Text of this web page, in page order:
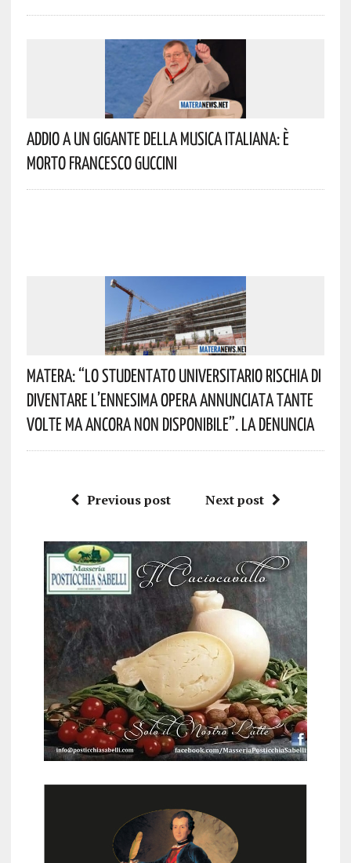
Addio A Un Gigante Della Musica Italiana: È
Morto Francesco Guccini
Matera: “Lo Studentato Universitario Rischia Di
Diventare L’ennesima Opera Annunciata Tante
Volte Ma Ancora Non Disponibile”. La Denuncia
Previous post Next post